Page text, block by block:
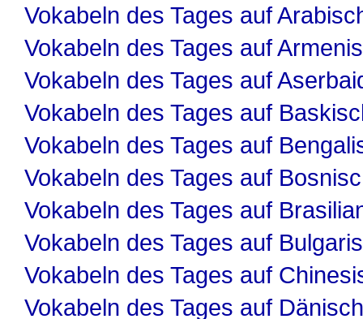
Vokabeln des Tages auf
Vokabeln des Tages auf
Vokabeln des Tages auf
Vokabeln des Tages auf
Vokabeln des Tages auf
Vokabeln des Tages auf
Vokabeln des Tages auf
Vokabeln des Tages auf
Vokabeln des Tages auf
Vokabeln des Tages auf Dänisch